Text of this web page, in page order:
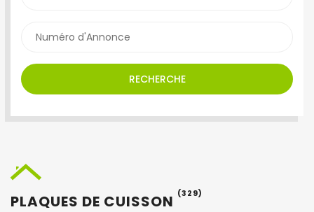
RECHERCHE
PLAQUES DE CUISSON (329)